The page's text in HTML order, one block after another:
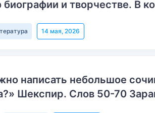
и творчестве. В
14 мая, 2026
написать небольшое
Шекспир. Слов 50-70